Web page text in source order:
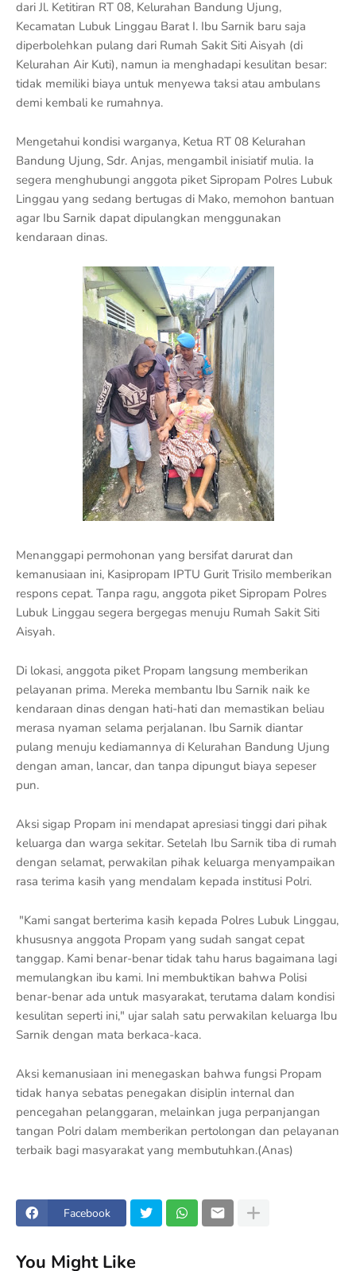
dari Jl. Ketitiran RT 08, Kelurahan Bandung Ujung,
Kecamatan Lubuk Linggau Barat I. Ibu Sarnik baru saja
diperbolehkan pulang dari Rumah Sakit Siti Aisyah (di
Kelurahan Air Kuti), namun ia menghadapi kesulitan besar:
tidak memiliki biaya untuk menyewa taksi atau ambulans
demi kembali ke rumahnya.
Mengetahui kondisi warganya, Ketua RT 08 Kelurahan
Bandung Ujung, Sdr. Anjas, mengambil inisiatif mulia. Ia
segera menghubungi anggota piket Sipropam Polres Lubuk
Linggau yang sedang bertugas di Mako, memohon bantuan
agar Ibu Sarnik dapat dipulangkan menggunakan
kendaraan dinas.
Menanggapi permohonan yang bersifat darurat dan
kemanusiaan ini, Kasipropam IPTU Gurit Trisilo memberikan
respons cepat. Tanpa ragu, anggota piket Sipropam Polres
Lubuk Linggau segera bergegas menuju Rumah Sakit Siti
Aisyah.
Di lokasi, anggota piket Propam langsung memberikan
pelayanan prima. Mereka membantu Ibu Sarnik naik ke
kendaraan dinas dengan hati-hati dan memastikan beliau
merasa nyaman selama perjalanan. Ibu Sarnik diantar
pulang menuju kediamannya di Kelurahan Bandung Ujung
dengan aman, lancar, dan tanpa dipungut biaya sepeser
pun.
Aksi sigap Propam ini mendapat apresiasi tinggi dari pihak
keluarga dan warga sekitar. Setelah Ibu Sarnik tiba di rumah
dengan selamat, perwakilan pihak keluarga menyampaikan
rasa terima kasih yang mendalam kepada institusi Polri.
"Kami sangat berterima kasih kepada Polres Lubuk Linggau,
khususnya anggota Propam yang sudah sangat cepat
tanggap. Kami benar-benar tidak tahu harus bagaimana lagi
memulangkan ibu kami. Ini membuktikan bahwa Polisi
benar-benar ada untuk masyarakat, terutama dalam kondisi
kesulitan seperti ini," ujar salah satu perwakilan keluarga Ibu
Sarnik dengan mata berkaca-kaca.
Aksi kemanusiaan ini menegaskan bahwa fungsi Propam
tidak hanya sebatas penegakan disiplin internal dan
pencegahan pelanggaran, melainkan juga perpanjangan
tangan Polri dalam memberikan pertolongan dan pelayanan
terbaik bagi masyarakat yang membutuhkan.(Anas)
Facebook
You Might Like